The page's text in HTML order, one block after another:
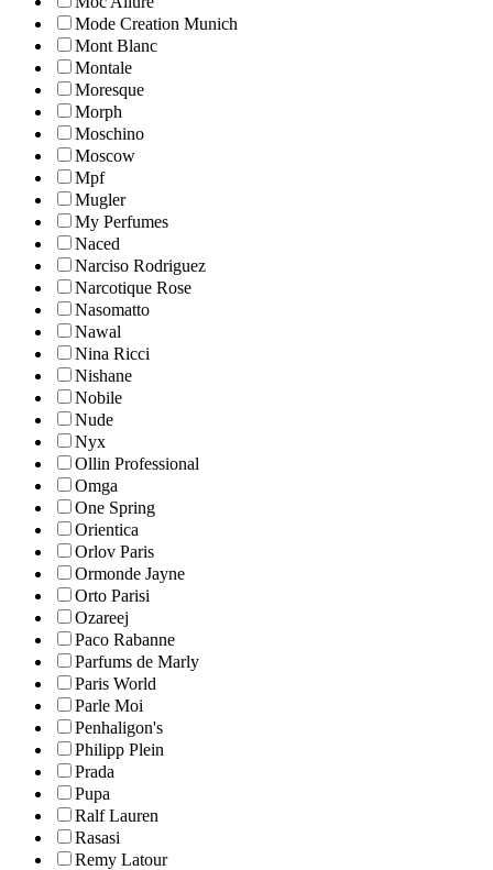
Mode Creation Munich
Mont Blanc
Montale
Moresque
Morph
Moschino
Moscow
Mpf
Mugler
My Perfumes
Naced
Narciso Rodriguez
Narcotique Rose
Nasomatto
Nawal
Nina Ricci
Nishane
Nobile
Nude
Nyx
Ollin Professional
Omga
One Spring
Orientica
Orlov Paris
Ormonde Jayne
Orto Parisi
Ozareej
Paco Rabanne
Parfums de Marly
Paris World
Parle Moi
Penhaligon's
Philipp Plein
Prada
Pupa
Ralf Lauren
Rasasi
Remy Latour